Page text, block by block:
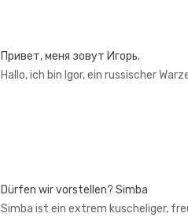
Привет, меня зовут Игорь.
Hallo, ich bin Igor, ein russischer
Dürfen wir vorstellen? Simba
Simba ist ein extrem kuscheliger,